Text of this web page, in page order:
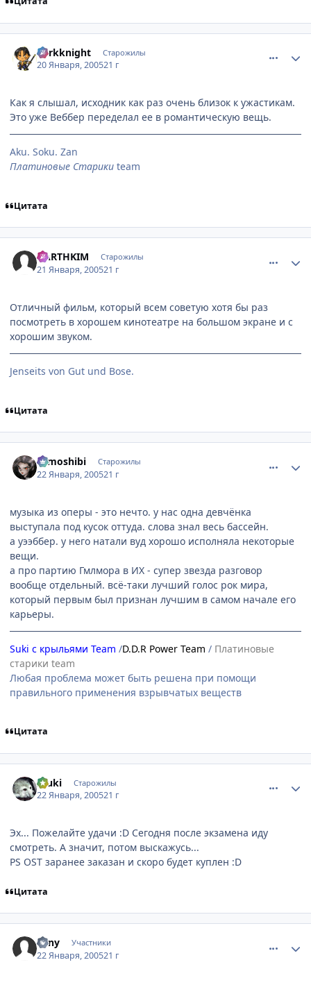
darkknight Старожилы
20 Января, 200521 г
Как я слышал, исходник как раз очень близок к ужастикам.
Это уже Веббер переделал ее в романтическую вещь.
Aku. Soku. Zan
Платиновые Старики team
Цитата
DARTHKIM Старожилы
21 Января, 200521 г
Отличный фильм, который всем советую хотя бы раз
посмотреть в хорошем кинотеатре на большом экране и с
хорошим звуком.
Jenseits von Gut und Bose.
Цитата
tomoshibi Старожилы
22 Января, 200521 г
музыка из оперы - это нечто. у нас одна девчёнка
выступала под кусок оттуда. слова знал весь бассейн.
а уээббер. у него натали вуд хорошо исполняла некоторые
вещи.
а про партию Гмлмора в ИХ - супер звезда разговор
вообще отдельный. всё-таки лучший голос рок мира,
который первым был признан лучшим в самом начале его
карьеры.
Suki с крыльями Team /D.D.R Power Team / Платиновые
старики team
Любая проблема может быть решена при помощи
правильного применения взрывчатых веществ
Цитата
Inuki Старожилы
22 Января, 200521 г
Эх... Пожелайте удачи :D Сегодня после экзамена иду
смотреть. А значит, потом выскажусь...
PS OST заранее заказан и скоро будет куплен :D
Цитата
Feny Участники
22 Января, 200521 г